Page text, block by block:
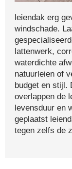
leiendak erg
windschade.
lattenwerk,
waterdichte
natuurleien of
budget en stijl.
overlappen de
levensduur en
geplaatst
tegen zelfs de